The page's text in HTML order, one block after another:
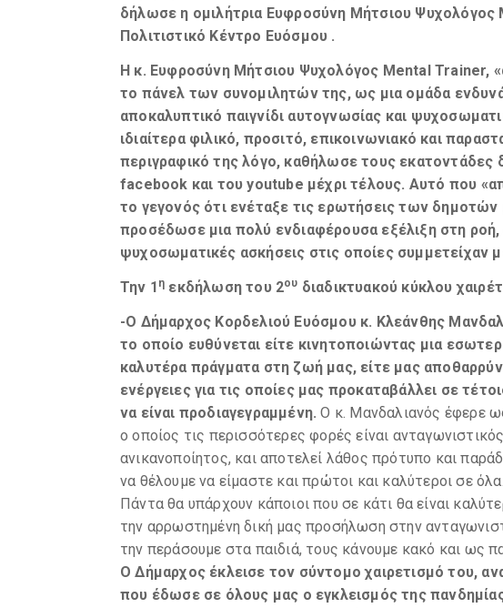
δήλωσε η ομιλήτρια Ευφροσύνη Μήτσιου
Πολιτιστικό Κέντρο Ευόσμου .
Η κ. Ευφροσύνη Μήτσιου Ψυχολόγος Mental Trainer,
το πάνελ των συνομιλητών της, ως μια ομάδα
αποκαλυπτικό παιγνίδι αυτογνωσίας και
ιδιαίτερα φιλικό, προσιτό, επικοινωνιακό και
περιγραφικό της λόγο, καθήλωσε τους εκατοντάδες
facebook και τουyoutube μέχρι τέλους. Αυτό που
το γεγονός ότι ενέταξε τις ερωτήσεις των δημοτών
προσέδωσε μια πολύ ενδιαφέρουσα εξέλιξη στη ροή,
ψυχοσωματικές ασκήσεις στις οποίες συμμετείχαν
Την 1 η εκδήλωση του 2ου διαδικτυακού κύκλου
-Ο Δήμαρχος Κορδελιού Ευόσμου κ. Κλεάνθης
το οποίο ευθύνεται είτε κινητοποιώντας μια
καλυτέρα πράγματα στη ζωή μας, είτε μας
ενέργειες για τις οποίες μας προκαταβάλλει σε
να είναι προδιαγεγραμμένη.Ο κ. Μανδαλιανός έφερε
ο οποίος τις περισσότερες φορές είναι
ανικανοποίητος, και αποτελεί λάθος πρότυπο και
να θέλουμε να είμαστε και πρώτοι και καλύτεροι σε
Πάντα θα υπάρχουν κάποιοι που σε κάτι θα είναι
την αρρωστημένη δική μας προσήλωση στην
την περάσουμε στα παιδιά, τους κάνουμε κακό και ως
Ο Δήμαρχος έκλεισε τον σύντομο χαιρετισμό του,
που έδωσε σε όλους μας ο εγκλεισμός της πανδημίας